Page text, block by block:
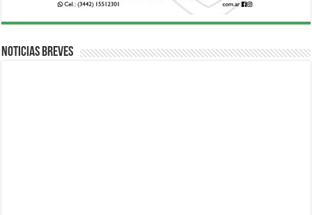
Noticias breves